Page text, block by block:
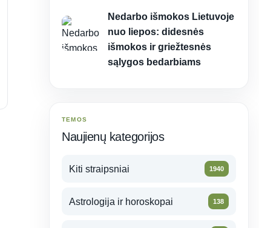
Nedarbo išmokos Lietuvoje
nuo liepos: didesnės
išmokos ir griežtesnės
sąlygos bedarbiams
TEMOS
Naujienų kategorijos
Kiti straipsniai 1940
Astrologija ir horoskopai 138